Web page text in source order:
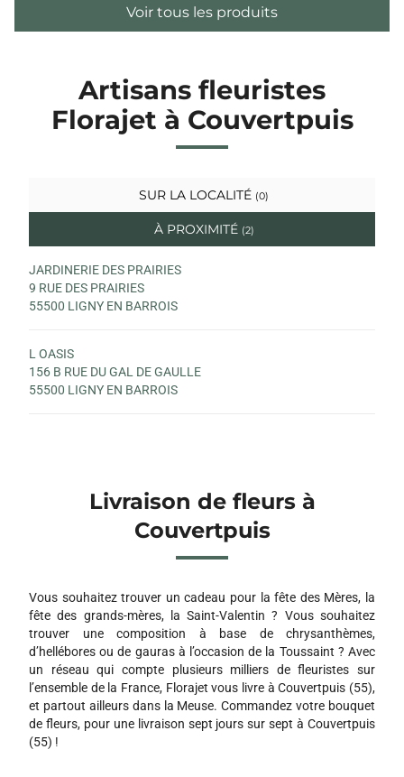
Voir tous les produits
Artisans fleuristes
Florajet à Couvertpuis
SUR LA LOCALITÉ (0)
À PROXIMITÉ (2)
JARDINERIE DES PRAIRIES
9 RUE DES PRAIRIES
55500 LIGNY EN BARROIS
L OASIS
156 B RUE DU GAL DE GAULLE
55500 LIGNY EN BARROIS
Livraison de fleurs à
Couvertpuis
Vous souhaitez trouver un cadeau pour la fête des Mères, la
fête des grands-mères, la Saint-Valentin ? Vous souhaitez
trouver une composition à base de chrysanthèmes,
d’hellébores ou de gauras à l’occasion de la Toussaint ? Avec
un réseau qui compte plusieurs milliers de fleuristes sur
l’ensemble de la France, Florajet vous livre à Couvertpuis (55),
et partout ailleurs dans la Meuse. Commandez votre bouquet
de fleurs, pour une livraison sept jours sur sept à Couvertpuis
(55) !